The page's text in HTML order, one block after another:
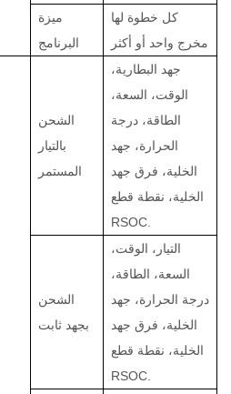
ميزة
البرنامج
كل خطوة لها
مخرج واحد أو أكثر
الشحن
بالتيار
المستمر
جهد البطارية،
الوقت، السعة،
الطاقة، درجة
الحرارة، جهد
الخلية، فرق جهد
الخلية، نقطة قطع
RSOC.
الشحن
بجهد ثابت
التيار، الوقت،
السعة، الطاقة،
درجة الحرارة، جهد
الخلية، فرق جهد
الخلية، نقطة قطع
RSOC.